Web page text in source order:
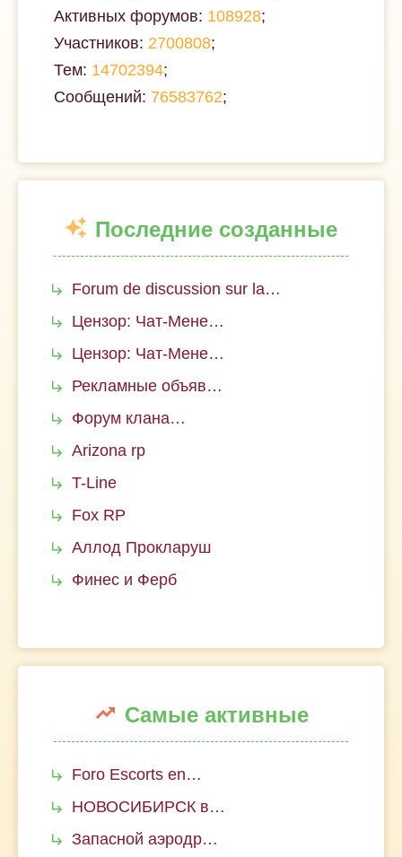
Активных форумов: 108928;
Участников: 2700808;
Тем: 14702394;
Сообщений: 76583762;
Последние созданные
Forum de discussion sur la…
Цензор: Чат-Мене…
Цензор: Чат-Мене…
Рекламные объяв…
Форум клана…
Arizona rp
T-Line
Fox RP
Аллод Прокларуш
Финес и Ферб
Самые активные
Foro Escorts en…
НОВОСИБИРСК в…
Запасной аэродр…